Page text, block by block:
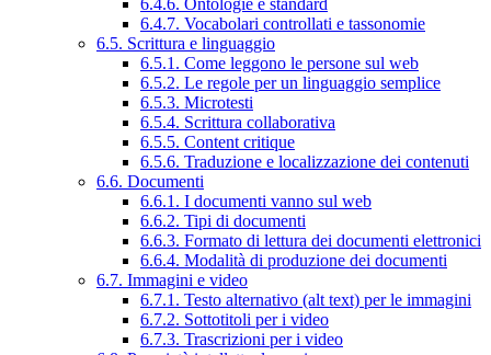
6.4.6. Ontologie e standard
6.4.7. Vocabolari controllati e tassonomie
6.5. Scrittura e linguaggio
6.5.1. Come leggono le persone sul web
6.5.2. Le regole per un linguaggio semplice
6.5.3. Microtesti
6.5.4. Scrittura collaborativa
6.5.5. Content critique
6.5.6. Traduzione e localizzazione dei contenuti
6.6. Documenti
6.6.1. I documenti vanno sul web
6.6.2. Tipi di documenti
6.6.3. Formato di lettura dei documenti elettronici
6.6.4. Modalità di produzione dei documenti
6.7. Immagini e video
6.7.1. Testo alternativo (alt text) per le immagini
6.7.2. Sottotitoli per i video
6.7.3. Trascrizioni per i video